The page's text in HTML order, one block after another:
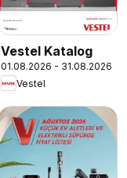
Vestel Katalog
01.08.2026 - 31.08.2026
Vestel